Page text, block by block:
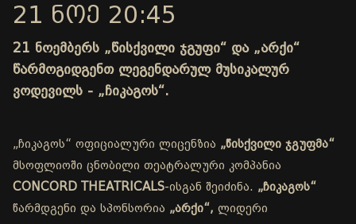
21 ᲜᲝᲔ 20:45
21 ნოემბერს „წისქვილი ჯგუფი“ და „არქი“
წარმოგიდგენთ ლეგენდარულ მუსიკალურ
ვოდევილს - „ჩიკაგოს“.
„ჩიკაგოს“ ოფიციალური ლიცენზია „წისქვილი ჯგუფმა“
მსოფლიოში ცნობილი თეატრალური კომპანია
CONCORD THEATRICALS-ისგან შეიძინა. „ჩიკაგოს“
წარმდგენი და სპონსორია „არქი“, ლიდერი